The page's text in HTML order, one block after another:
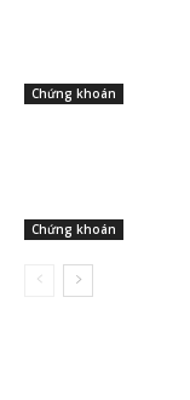
Chứng khoán
Chứng khoán